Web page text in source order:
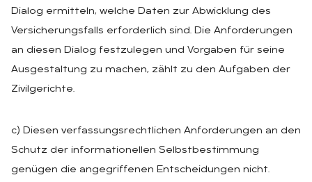
Dialog ermitteln, welche Daten zur Abwicklung des
Versicherungsfalls erforderlich sind. Die Anforderungen
an diesen Dialog festzulegen und Vorgaben für seine
Ausgestaltung zu machen, zählt zu den Aufgaben der
Zivilgerichte.
c) Diesen verfassungsrechtlichen Anforderungen an den
Schutz der informationellen Selbstbestimmung
genügen die angegriffenen Entscheidungen nicht.